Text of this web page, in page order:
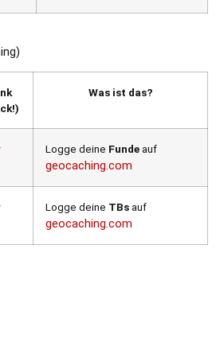
Was ist das?
Logge deine Fundeauf
geocaching.com
Logge deine TBsauf
geocaching.com